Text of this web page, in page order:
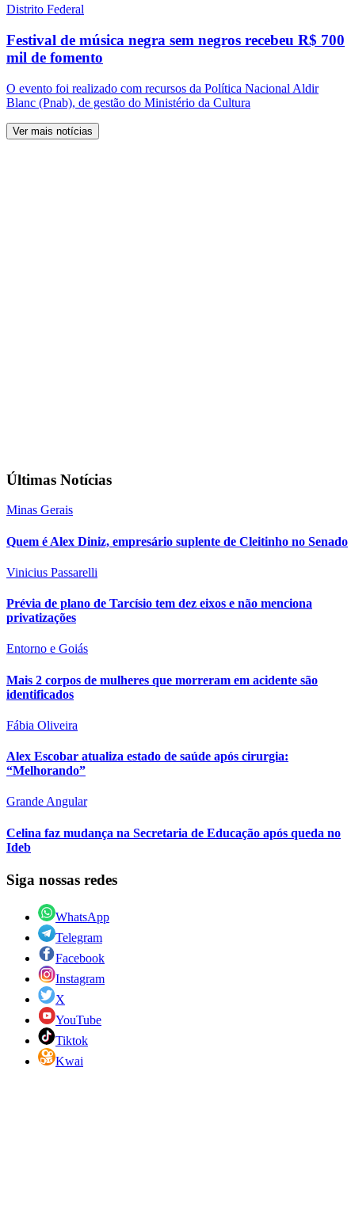
Distrito Federal
Festival de música negra sem negros recebeu R$ 700
mil de fomento
O evento foi realizado com recursos da Política Nacional Aldir
Blanc (Pnab), de gestão do Ministério da Cultura
Ver mais notícias
Últimas Notícias
Minas Gerais
Quem é Alex Diniz, empresário suplente de Cleitinho no Senado
Vinicius Passarelli
Prévia de plano de Tarcísio tem dez eixos e não menciona
privatizações
Entorno e Goiás
Mais 2 corpos de mulheres que morreram em acidente são
identificados
Fábia Oliveira
Alex Escobar atualiza estado de saúde após cirurgia:
“Melhorando”
Grande Angular
Celina faz mudança na Secretaria de Educação após queda no
Ideb
Siga nossas redes
WhatsApp
Telegram
Facebook
Instagram
X
YouTube
Tiktok
Kwai